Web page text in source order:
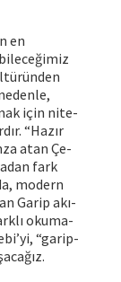
en
için nite-
“Hazır
atan Çe-
fark
modern
Garip akı-
okuma-
“garip-